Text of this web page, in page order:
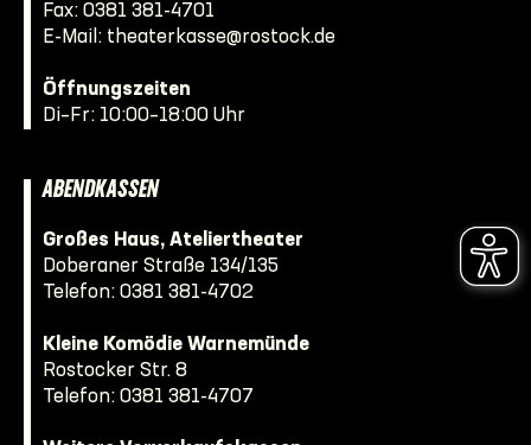
Fax: 0381 381-4701
E-Mail: theaterkasse@rostock.de
Öffnungszeiten
Di–Fr: 10:00–18:00 Uhr
ABENDKASSEN
Großes Haus, Ateliertheater
Doberaner Straße 134/135
Telefon: 0381 381-4702
Kleine Komödie Warnemünde
Rostocker Str. 8
Telefon: 0381 381-4707